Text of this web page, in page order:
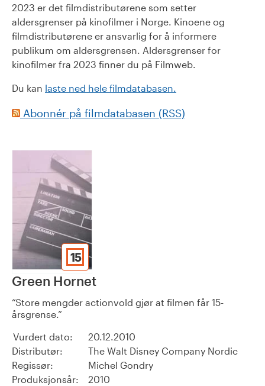
2023 er det filmdistributørene som setter
aldersgrenser på kinofilmer i Norge. Kinoene og
filmdistributørene er ansvarlig for å informere
publikum om aldersgrensen. Aldersgrenser for
kinofilmer fra 2023 finner du på Filmweb.
Du kan laste ned hele filmdatabasen.
Abonnér på filmdatabasen (RSS)
15
Green Hornet
Store mengder actionvold gjør at filmen får 15-
årsgrense.
Vurdert dato:
20.12.2010
Distributør:
The Walt Disney Company Nordic
Regissør:
Michel Gondry
Produksjonsår:
2010